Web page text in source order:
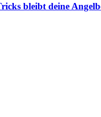
bleibt deine